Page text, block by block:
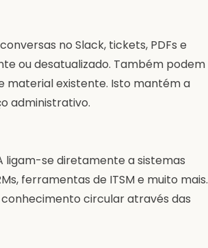
no Slack, tickets, PDFs e
ou desatualizado. Também podem
material existente. Isto mantém a
administrativo.
se diretamente a sistemas
ferramentas de ITSM e muito mais.
circular através das